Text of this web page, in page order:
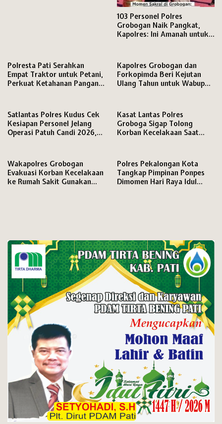
103 Personel Polres
Grobogan Naik Pangkat,
Kapolres: Ini Amanah untuk
Polresta Pati Serahkan
Empat Traktor untuk Petani,
Perkuat Ketahanan Pangan
Kapolres Grobogan dan
Forkopimda Beri Kejutan
Ulang Tahun untuk Wabup
Satlantas Polres Kudus Cek
Kesiapan Personel Jelang
Operasi Patuh Candi 2026,
Kasat Lantas Polres
Groboga Sigap Tolong
Korban Kecelakaan Saat
Wakapolres Grobogan
Evakuasi Korban Kecelakaan
ke Rumah Sakit Gunakan
Polres Pekalongan Kota
Tangkap Pimpinan Ponpes
Dimomen Hari Raya Idul